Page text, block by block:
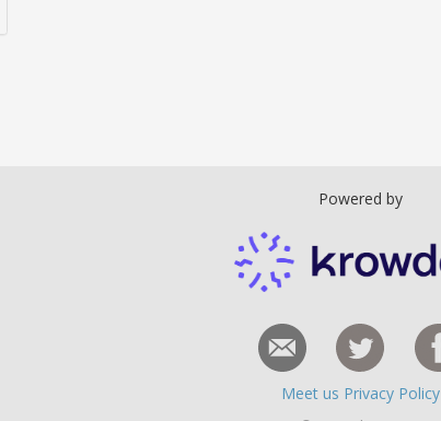
Powered by
Meet us Privacy Policy